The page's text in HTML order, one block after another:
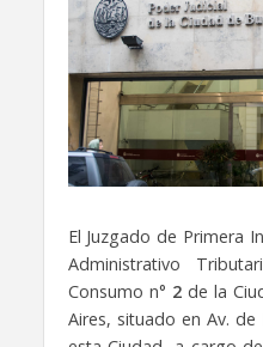
El Juzgado de Primera
Administrativo
Consumo n° 2de la
Aires, situado en Av.